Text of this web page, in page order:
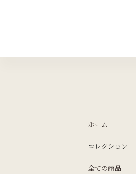
ホーム
コレクション
全ての商品